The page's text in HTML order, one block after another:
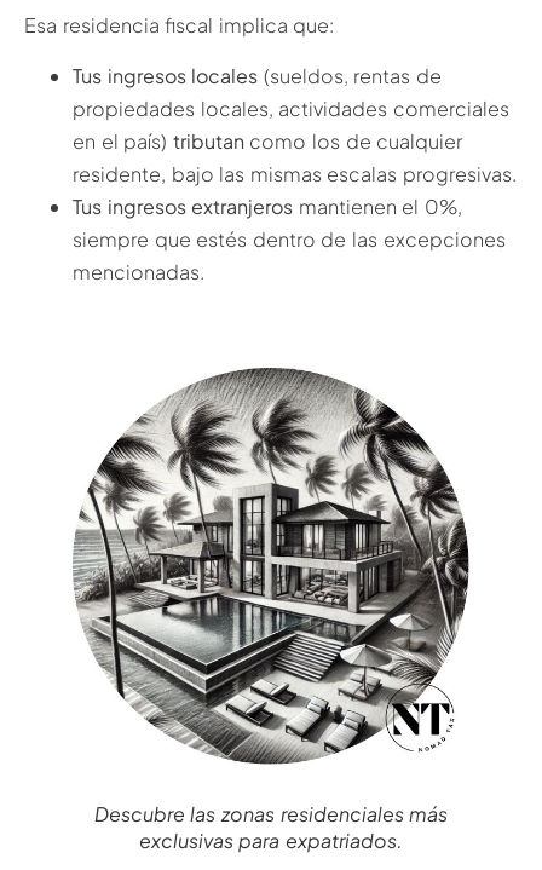
Esa residencia fiscal implica que:
Tus ingresos locales (sueldos, rentas de
propiedades locales, actividades comerciales
en el país) tributan como los de cualquier
residente, bajo las mismas escalas progresivas.
Tus ingresos extranjeros mantienen el 0%,
siempre que estés dentro de las excepciones
mencionadas.
Descubre las zonas residenciales más
exclusivas para expatriados.